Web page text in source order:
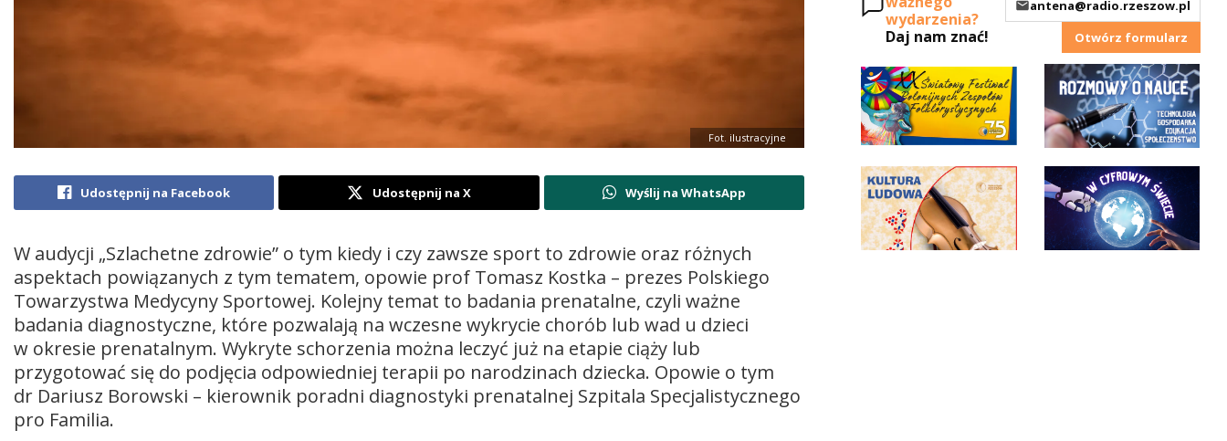
Fot. ilustracyjne
Udostępnij na Facebook Udostępnij na X Wyślij na WhatsApp
W audycji „Szlachetne zdrowie” o tym kiedy i czy zawsze sport to zdrowie oraz różnych
aspektach powiązanych z tym tematem, opowie prof Tomasz Kostka – prezes Polskiego
Towarzystwa Medycyny Sportowej. Kolejny temat to badania prenatalne, czyli ważne
badania diagnostyczne, które pozwalają na wczesne wykrycie chorób lub wad u dzieci
w okresie prenatalnym. Wykryte schorzenia można leczyć już na etapie ciąży lub
przygotować się do podjęcia odpowiedniej terapii po narodzinach dziecka. Opowie o tym
dr Dariusz Borowski – kierownik poradni diagnostyki prenatalnej Szpitala Specjalistycznego
pro Familia.
wydarzenia?
Daj nam znać!
antena@radio.rzeszow.pl
Otwórz formularz